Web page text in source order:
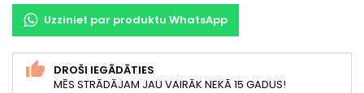
Uzziniet par produktu WhatsApp
DROŠI IEGĀDĀTIES
MĒS STRĀDĀJAM JAU VAIRĀK NEKĀ 15 GADUS!